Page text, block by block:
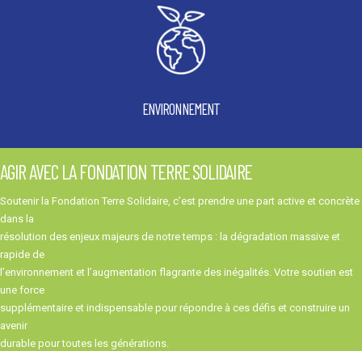
ENVIRONNEMENT
AGIR AVEC LA FONDATION TERRE SOLIDAIRE
Soutenir la Fondation Terre Solidaire, c’est prendre une part active et concrète
dans la
résolution des enjeux majeurs de notre temps : la dégradation massive et
rapide de
l’environnement et l’augmentation flagrante des inégalités. Votre soutien est
une force
supplémentaire et indispensable pour répondre à ces défis et construire un
avenir
durable pour toutes les générations.